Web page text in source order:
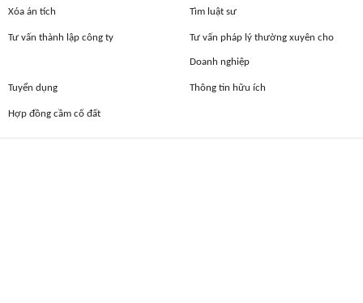
Xóa án tích Tìm luật sư
Tư vấn thành lập công ty Tư vấn pháp lý thường xuyên cho
Doanh nghiệp
Tuyển dụng Thông tin hữu ích
Hợp đồng cầm cố đất